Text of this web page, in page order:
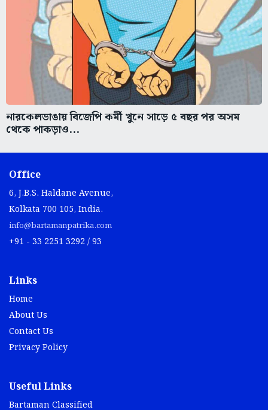
নারকেলডাঙায় বিজেপি কর্মী খুনে সাড়ে ৫ বছর পর অসম
থেকে পাকড়াও...
Office
6, J.B.S. Haldane Avenue,
Kolkata 700 105, India.
info@bartamanpatrika.com
+91 - 33 2251 3292 / 93
Links
Home
About Us
Contact Us
Privacy Policy
Useful Links
Bartaman Classified